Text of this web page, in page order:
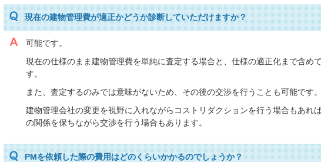
現在の建物管理費が適正かどうか診断していただけますか？
可能です。
現在の仕様のまま建物管理費を単純に査定する場合と、仕様の適正化まで含め
す。
また、査定するのみでは意味がないため、その後の交渉を行うことも可能です。
建物管理会社の変更を視野に入れながらコストリダクションを行う場合もあれ
の関係を保ちながら交渉を行う場合もあります。
PMを依頼した際の費用はどのくらいかかるのでしょうか？